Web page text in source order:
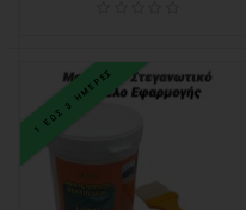
1 ΕΩΣ 3 ΗΜΕΡΕΣ